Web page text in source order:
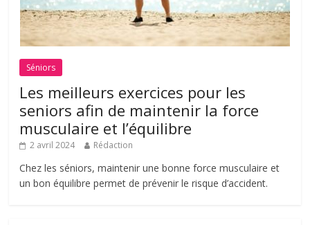
Séniors
Les meilleurs exercices pour les
seniors afin de maintenir la force
musculaire et l’équilibre
2 avril 2024 Rédaction
Chez les séniors, maintenir une bonne force musculaire et
un bon équilibre permet de prévenir le risque d’accident.